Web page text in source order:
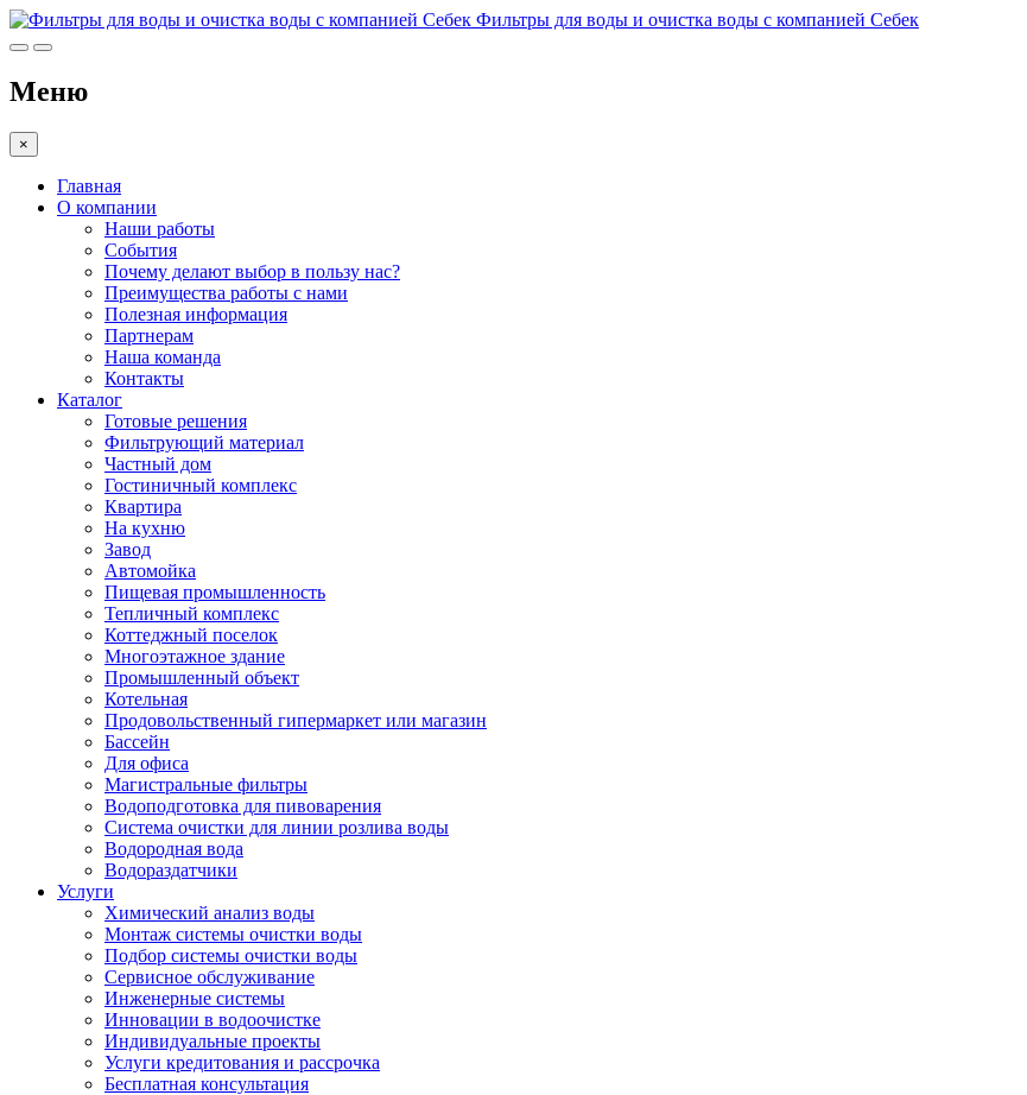
Фильтры для воды и очистка воды с компанией Себек
Меню
×
Главная
О компании
Наши работы
События
Почему делают выбор в пользу нас?
Преимущества работы с нами
Полезная информация
Партнерам
Наша команда
Контакты
Каталог
Готовые решения
Фильтрующий материал
Частный дом
Гостиничный комплекс
Квартира
На кухню
Завод
Автомойка
Пищевая промышленность
Тепличный комплекс
Коттеджный поселок
Многоэтажное здание
Промышленный объект
Котельная
Продовольственный гипермаркет или магазин
Бассейн
Для офиса
Магистральные фильтры
Водоподготовка для пивоварения
Система очистки для линии розлива воды
Водородная вода
Водораздатчики
Услуги
Химический анализ воды
Монтаж системы очистки воды
Подбор системы очистки воды
Сервисное обслуживание
Инженерные системы
Инновации в водоочистке
Индивидуальные проекты
Услуги кредитования и рассрочка
Бесплатная консультация